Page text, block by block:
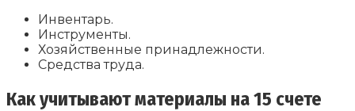
Инвентарь.
Инструменты.
Хозяйственные принадлежности.
Средства труда.
Как учитывают материалы на 15 счете